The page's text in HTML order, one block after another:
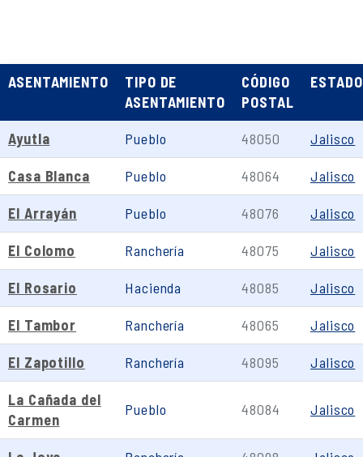
ASENTAMIENTO
TIPO DE
ASENTAMIENTO
CÓDIGO
POSTAL
ESTADO
Ayutla Pueblo 48050 Jalisco
Casa Blanca Pueblo 48064 Jalisco
El Arrayán Pueblo 48076 Jalisco
El Colomo Ranchería 48075 Jalisco
El Rosario Hacienda 48085 Jalisco
El Tambor Ranchería 48065 Jalisco
El Zapotillo Ranchería 48095 Jalisco
La Cañada del
Carmen
Pueblo 48084 Jalisco